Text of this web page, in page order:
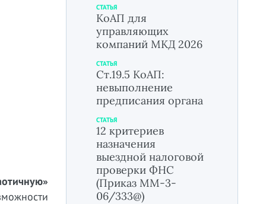
СТАТЬЯ
КоАП для
управляющих
компаний МКД 2026
СТАТЬЯ
Ст.19.5 КоАП:
невыполнение
предписания органа
СТАТЬЯ
12 критериев
назначения
выездной налоговой
проверки ФНС
(Приказ ММ-3-
06/333@)